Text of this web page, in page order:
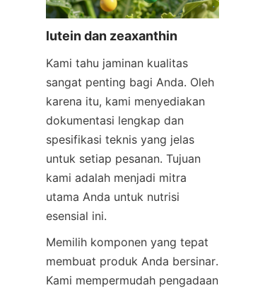
lutein dan zeaxanthin
Kami tahu jaminan kualitas
sangat penting bagi Anda. Oleh
karena itu, kami menyediakan
dokumentasi lengkap dan
spesifikasi teknis yang jelas
untuk setiap pesanan. Tujuan
kami adalah menjadi mitra
utama Anda untuk nutrisi
esensial ini.
Memilih komponen yang tepat
membuat produk Anda bersinar.
Kami mempermudah pengadaan